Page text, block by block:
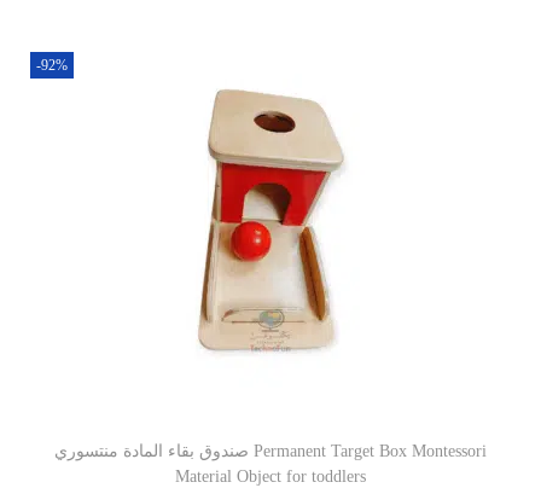
-92%
صندوق بقاء المادة منتسوري Permanent Target Box Montessori
Material Object for toddlers